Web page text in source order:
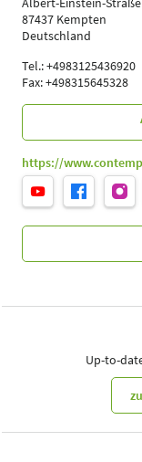
87437 Kempten
Deutschland
Tel.: +4983125436920
Fax: +498315645328
https://
Up-to-